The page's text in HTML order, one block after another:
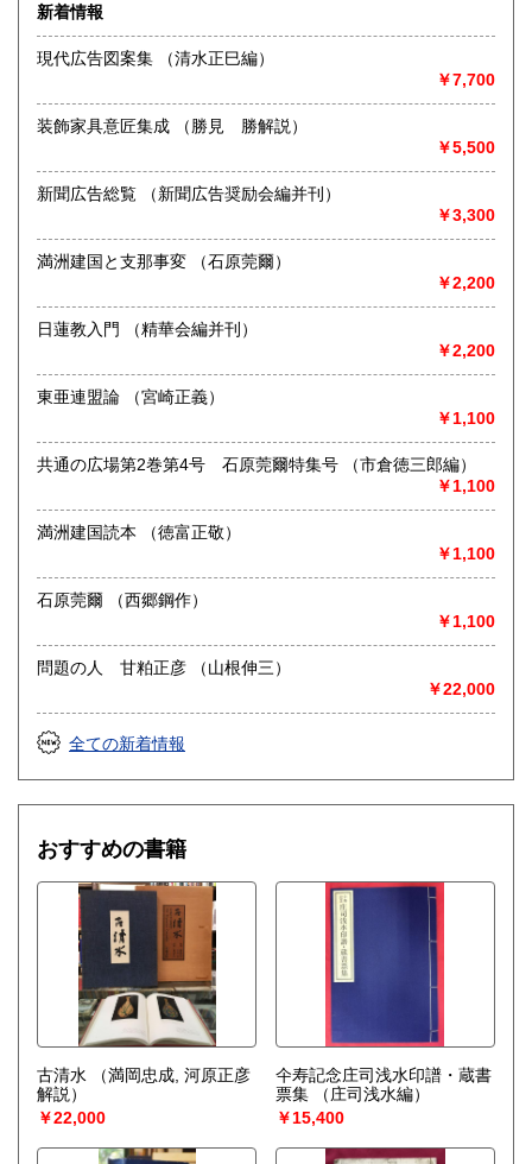
沿線名：都営新宿・三田線 営団半蔵門線
最寄駅：神保町駅徒歩1分
営業時間：10:00-18:30
書籍の買取について
-
-
新着情報
現代広告図案集 （清水正巳編）
￥7,700
装飾家具意匠集成 （勝見 勝解説）
￥5,500
新聞広告総覧 （新聞広告奨励会編并刊）
￥3,300
満洲建国と支那事変 （石原莞爾）
￥2,200
日蓮教入門 （精華会編并刊）
￥2,200
東亜連盟論 （宮崎正義）
￥1,100
共通の広場第2巻第4号 石原莞爾特集号 （市倉徳三郎編）
￥1,100
満洲建国読本 （徳富正敬）
￥1,100
石原莞爾 （西郷鋼作）
￥1,100
問題の人 甘粕正彦 （山根伸三）
￥22,000
全ての新着情報
おすすめの書籍
古清水
（満岡忠成, 河原正彦
解説）
￥22,000
仐寿記念庄司浅水印譜・蔵書
票集
（庄司浅水編）
￥15,400